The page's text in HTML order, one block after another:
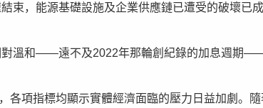
束，能源基礎設施及企業供應鏈已遭受的破壞已
對溫和——遠不及2022年那輪創紀錄的加息週期
各項指標均顯示實體經濟面臨的壓力日益加劇。